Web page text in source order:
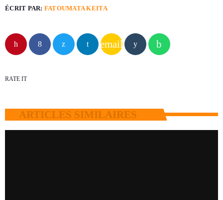
ÉCRIT PAR: FATOUMATA KEITA
email
RATE IT
ARTICLES SIMILAIRES